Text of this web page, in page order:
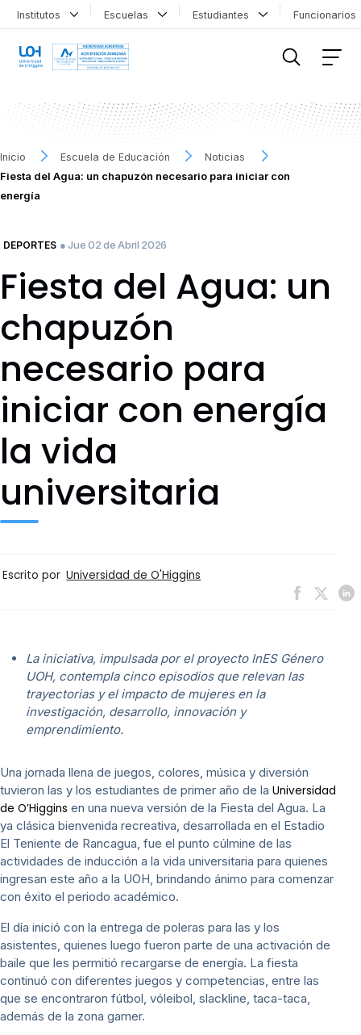
Institutos Escuelas Estudiantes
Inicio Escuela de Educación
Noticias
Fiesta del Agua: un chapuzón necesario para iniciar con
energía
DEPORTES ● Jue 02 de Abril 2026
Fiesta del Agua: un
chapuzón
necesario para
iniciar con energía
la vida
universitaria
Escrito por Universidad de O'Higgins
La iniciativa, impulsada por el proyecto InES Género
UOH, contempla cinco episodios que relevan las
trayectorias y el impacto de mujeres en la
investigación, desarrollo, innovación y
emprendimiento.
Una jornada llena de juegos, colores, música y diversión
tuvieron las y los estudiantes de primer año de la Universidad
de O’Higgins en una nueva versión de la Fiesta del Agua. La
ya clásica bienvenida recreativa, desarrollada en el Estadio
El Teniente de Rancagua, fue el punto cúlmine de las
actividades de inducción a la vida universitaria para quienes
ingresan este año a la UOH, brindando ánimo para comenzar
con éxito el periodo académico.
El día inició con la entrega de poleras para las y los
asistentes, quienes luego fueron parte de una activación de
baile que les permitió recargarse de energía. La fiesta
continuó con diferentes juegos y competencias, entre las
que se encontraron fútbol, vóleibol, slackline, taca-taca,
además de la zona gamer.